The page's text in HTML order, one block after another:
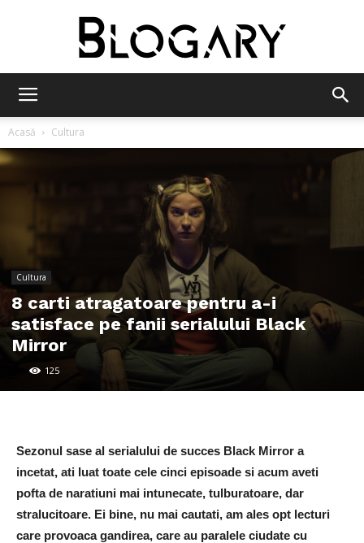
Acasă Cultura
Cultura
8 carti atragatoare pentru a-i
satisface pe fanii serialului Black
Mirror
125
Sezonul sase al serialului de succes Black Mirror a
incetat, ati luat toate cele cinci episoade si acum aveti
pofta de naratiuni mai intunecate, tulburatoare, dar
stralucitoare. Ei bine, nu mai cautati, am ales opt lecturi
care provoaca gandirea, care au paralele ciudate cu